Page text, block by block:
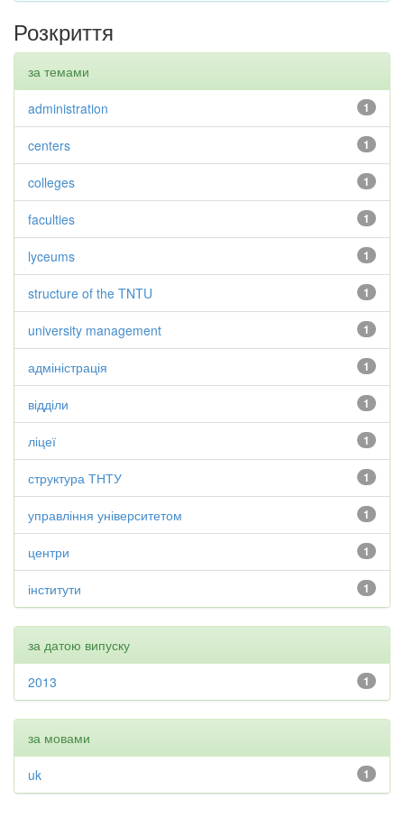
Розкриття
за темами
1
administration
1
centers
1
colleges
1
faculties
1
lyceums
1
structure of the TNTU
1
university management
1
адміністрація
1
відділи
1
ліцеї
1
структура ТНТУ
1
управління університетом
1
центри
1
інститути
за датою випуску
1
2013
за мовами
1
uk